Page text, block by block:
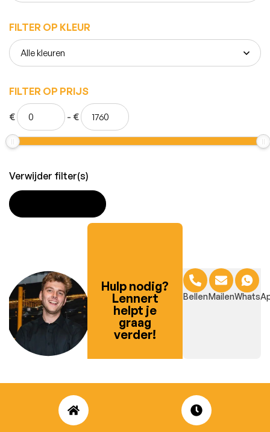
FILTER OP KLEUR
FILTER OP PRIJS
€ - €
Verwijder filter(s)
Hulp nodig?
Lennert
helpt je
graag
verder!
BellenMailen